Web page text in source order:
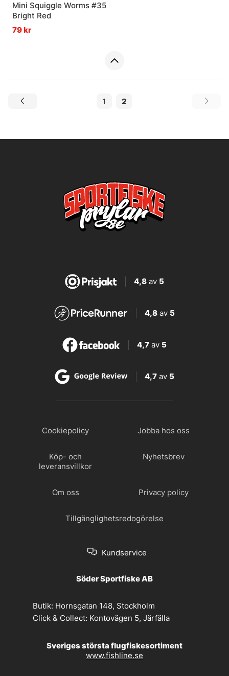
Mini Squiggle Worms #35
Bright Red
79 kr
1 2
4,8av 5
4,8 av 5
4,7 av 5
4,7 av 5
Cookiepolicy Jobba hos oss
Köp- och
leveransvillkor
Nyhetsbrev
Om oss Privacy policy
Tillgänglighetsredogörelse
Kundservice
Söder Sportfiske AB
Butik: Hornsgatan 148, Stockholm
Click & Collect: Kontovägen 5, Järfälla
Sveriges största flugfiskesortiment
www.fishline.se